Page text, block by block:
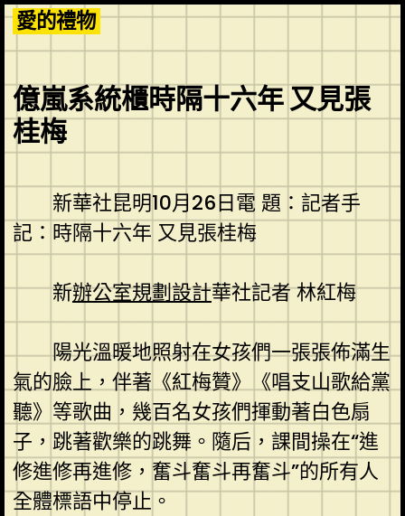
Skip
to
content
愛的禮物
億嵐系統櫃時隔十六年 又見張
桂梅
新華社昆明10月26日電 題：記者手
記：時隔十六年 又見張桂梅
新辦公室規劃設計華社記者 林紅梅
陽光溫暖地照射在女孩們一張張佈滿生
氣的臉上，伴著《紅梅贊》《唱支山歌給黨
聽》等歌曲，幾百名女孩們揮動著白色扇
子，跳著歡樂的跳舞。隨后，課間操在“進
修進修再進修，奮斗奮斗再奮斗”的所有人
全體標語中停止。